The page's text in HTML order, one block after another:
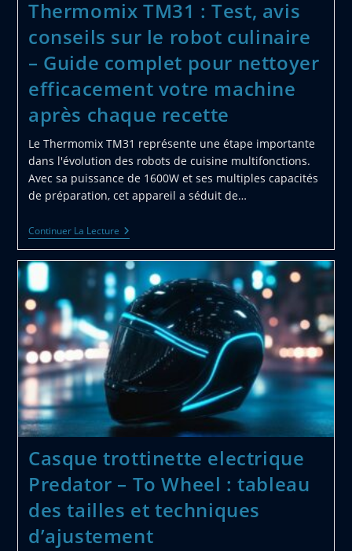
Thermomix TM31 : Test, avis
conseils sur le robot culinaire
– Guide complet pour nettoyer
efficacement votre machine
après chaque recette
Le Thermomix TM31 représente une étape importante
dans l'évolution des robots de cuisine multifonctions.
Avec sa puissance de 1600W et ses multiples capacités
de préparation, cet appareil a séduit de…
Continuer La LectureThermomix
TM31
Test,
Avis
Conseils
Sur
Le
Robot
Culinaire
–
Guide
Complet
Pour
Efficacement
Votre
Après
Chaque
Recette
Casque trottinette electrique
Predator – To Wheel : tableau
des tailles et techniques
d’ajustement